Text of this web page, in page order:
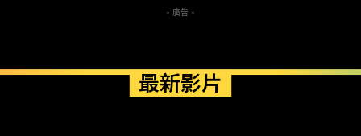
- 廣告 -
最新影片